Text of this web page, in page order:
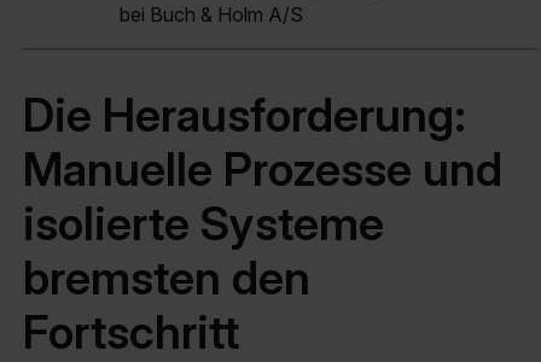
bei Buch & Holm A/S
Die Herausforderung:
Manuelle Prozesse und
isolierte Systeme
bremsten den
Fortschritt